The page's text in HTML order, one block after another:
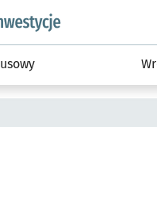
wroclaw.pl podserwis: